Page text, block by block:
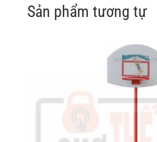
Sản phẩm tương tự